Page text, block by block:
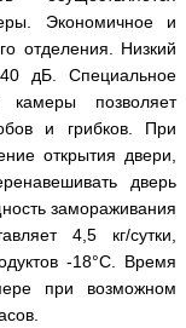
Экономичное и
отделения. Низкий
дБ. Специальное
камеры позволяет
и грибков. При
открытия двери,
дверь
замораживания
4,5 кг/сутки,
-18°С. Время
при возможном